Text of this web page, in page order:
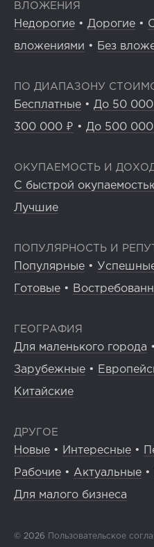
ВЛОЖЕНИЯ
Недорогие • Дорогие •
вложениями • Без
ПО ДИАПАЗОНУ
Бесплатные • До 50
300 000 ₽ • До 500
ОКУПАЕМОСТЬ И
С быстрой
Лучшие
ПОПУЛЯРНОСТЬ И
Популярные •
Готовые •
ГЕОГРАФИЯ
Для маленького города •
Зарубежные •
Китайские
ДРУГОЕ
Новые • Интересные •
Рабочие • Актуальные •
Для малого бизнеса
© 2026 Пользовательское